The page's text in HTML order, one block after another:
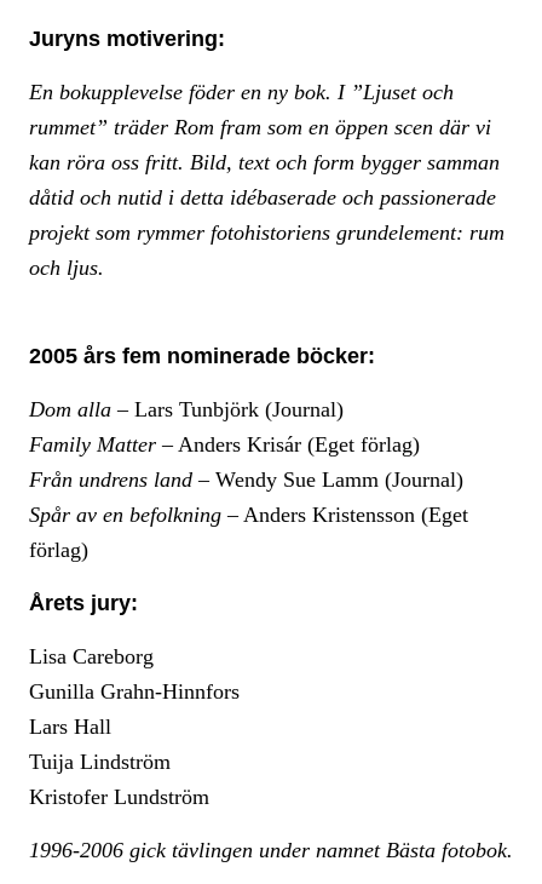
Juryns motivering:
En bokupplevelse föder en ny bok. I ”Ljuset och
rummet” träder Rom fram som en öppen scen där vi
kan röra oss fritt. Bild, text och form bygger samman
dåtid och nutid i detta idébaserade och passionerade
projekt som rymmer fotohistoriens grundelement: rum
och ljus.
2005 års fem nominerade böcker:
Dom alla – Lars Tunbjörk (Journal)
Family Matter – Anders Krisár (Eget förlag)
Från undrens land – Wendy Sue Lamm (Journal)
Spår av en befolkning – Anders Kristensson (Eget
förlag)
Årets jury:
Lisa Careborg
Gunilla Grahn-Hinnfors
Lars Hall
Tuija Lindström
Kristofer Lundström
1996-2006 gick tävlingen under namnet Bästa fotobok.